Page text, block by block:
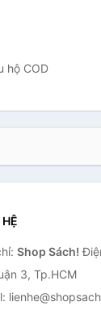
hộ COD
Shop Sách!
3, Tp.HCM